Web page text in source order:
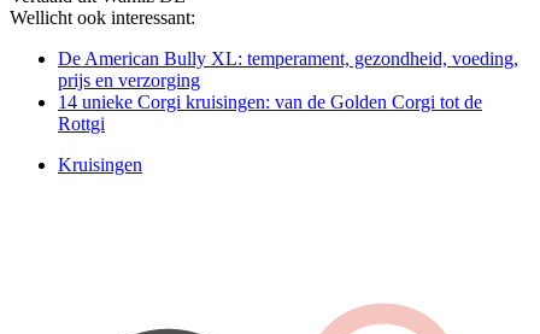
Wellicht ook interessant:
De American Bully XL: temperament, gezondheid, voeding,
prijs en verzorging
14 unieke Corgi kruisingen: van de Golden Corgi tot de
Rottgi
Kruisingen